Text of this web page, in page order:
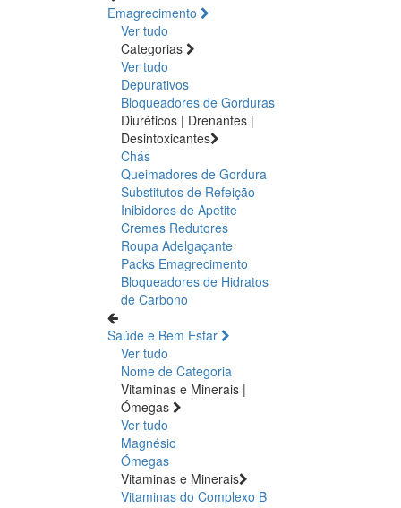
Emagrecimento
Ver tudo
Categorias
Ver tudo
Depurativos
Bloqueadores de Gorduras
Diuréticos | Drenantes |
Desintoxicantes
Chás
Queimadores de Gordura
Substitutos de Refeição
Inibidores de Apetite
Cremes Redutores
Roupa Adelgaçante
Packs Emagrecimento
Bloqueadores de Hidratos
de Carbono
Saúde e Bem Estar
Ver tudo
Nome de Categoria
Vitaminas e Minerais |
Ómegas
Ver tudo
Magnésio
Ómegas
Vitaminas e Minerais
Vitaminas do Complexo B